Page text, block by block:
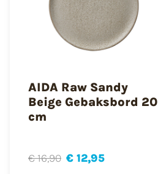
AIDA Raw Sandy
Beige Gebaksbord 20
cm
€ 16,90 € 12,95